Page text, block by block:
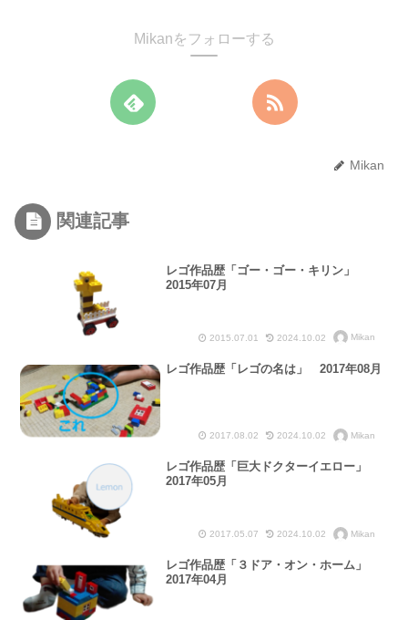
Mikanをフォローする
Mikan
関連記事
レゴ作品歴「ゴー・ゴー・キリン」
2015年07月
2015.07.01 2024.10.02 Mikan
レゴ作品歴「レゴの名は」 2017年08月
2017.08.02 2024.10.02 Mikan
レゴ作品歴「巨大ドクターイエロー」
2017年05月
2017.05.07 2024.10.02 Mikan
レゴ作品歴「３ドア・オン・ホーム」
2017年04月